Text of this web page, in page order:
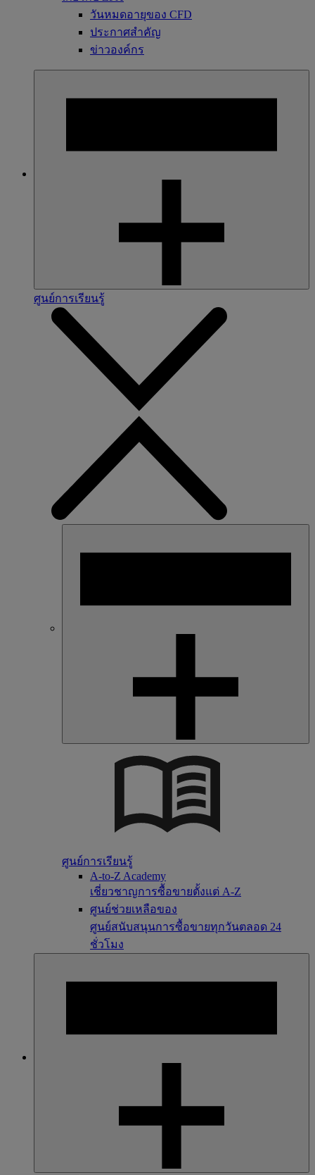
วันหมดอายุของ CFD
ประกาศสำคัญ
ข่าวองค์กร
ศูนย์การเรียนรู้
ศูนย์การเรียนรู้
A-to-Z Academy
เชี่ยวชาญการซื้อขายตั้งแต่ A-Z
ศูนย์ช่วยเหลือของ
ศูนย์สนับสนุนการซื้อขายทุกวันตลอด 24
ชั่วโมง